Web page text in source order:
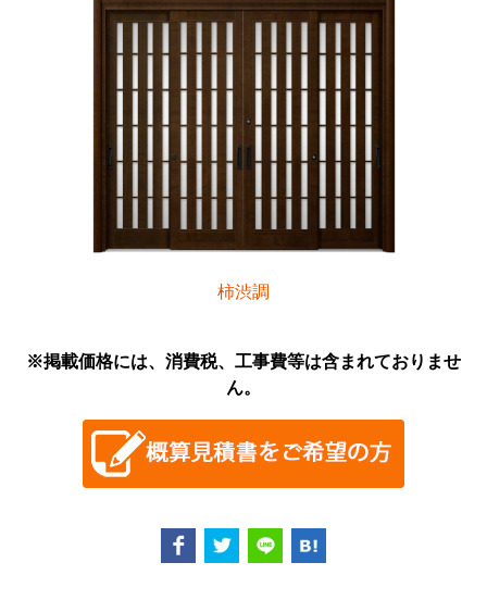
柿渋調
※掲載価格には、消費税、工事費等は含まれておりませ
ん。